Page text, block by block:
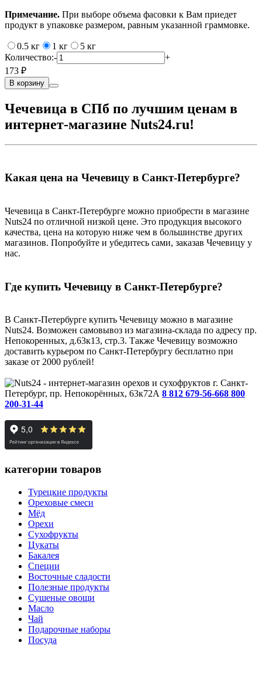
Примечание. При выборе объема фасовки к Вам приедет
продукт в упаковке размером, равным указанной граммовке.
0.5 кг 1 кг
5 кг
Количество:-
+
173 ₽
В корзину
Чечевица в СПб по лучшим ценам в
интернет-магазине Nuts24.ru!
Какая цена на Чечевицу в Санкт-Петербурге?
Чечевица в Санкт-Петербурге можно приобрести в магазине
Nuts24 по отличной низкой цене. Это продукция высокого
качества, цена на которую ниже чем в большинстве других
магазинов. Попробуйте и убедитесь сами, заказав Чечевицу у
нас.
Где купить Чечевицу в Санкт-Петербурге?
В Санкт-Петербурге купить Чечевицу можно в магазине
Nuts24. Возможен самовывоз из магазина-склада по адресу пр.
Непокоренных, д.63к13, стр.3. Также Чечевицу возможно
доставить курьером по Санкт-Петербургу бесплатно при
заказе от 2000 рублей!
г. Санкт-
Петербург, пр. Непокорённых, 63к72А 8 812 679-56-668 800
200-31-44
категории товаров
Турецкие продукты
Ореховые смеси
Мёд
Орехи
Сухофрукты
Цукаты
Бакалея
Специи
Восточные сладости
Полезные продукты
Сушеные овощи
Масло
Чай
Подарочные наборы
Посуда